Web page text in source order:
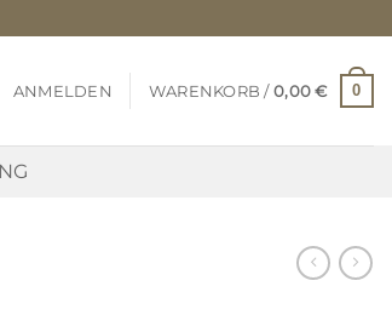
ANMELDEN WARENKORB /0,00€ 0